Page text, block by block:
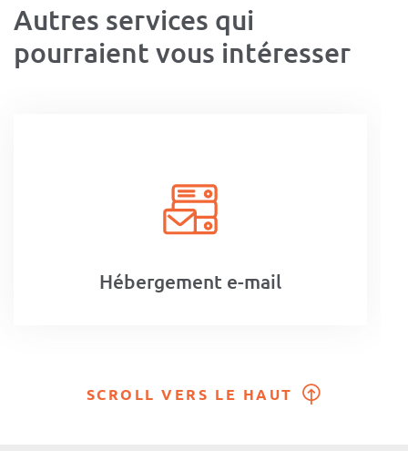
Autres services qui
pourraient vous intéresser
Hébergement e-mail
SCROLL VERS LE HAUT